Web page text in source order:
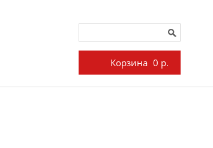
Корзина 0 р.